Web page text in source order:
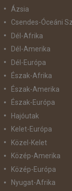
Ázsia
Csendes-Óceáni
Dél-Afrika
Dél-Amerika
Dél-Európa
Észak-Afrika
Észak-Amerika
Észak-Európa
Hajóutak
Kelet-Európa
Közel-Kelet
Közép-Amerika
Közép-Európa
Nyugat-Afrika